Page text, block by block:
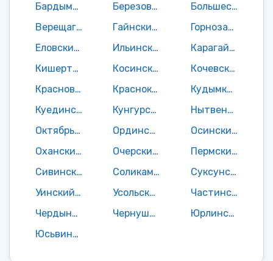
Бардымский район Березовский район
Большесосновский район
Верещагинский район
Гайнский район
Горнозаводский район
Еловский район
Ильинский район
Карагайский район
Кишертский район
Косинский район
Кочевский район
Красновишерский район
Краснокамский район
Кудымкарский район
Куединский район
Кунгурский район
Нытвенский район
Октябрьский район
Ординский район
Осинский район
Оханский район
Очерский район
Пермский район
Сивинский район
Соликамский район
Суксунский район
Уинский район
Усольский район
Частинский район
Чердынский район
Чернушинский район
Юрлинский район
Юсьвинский район